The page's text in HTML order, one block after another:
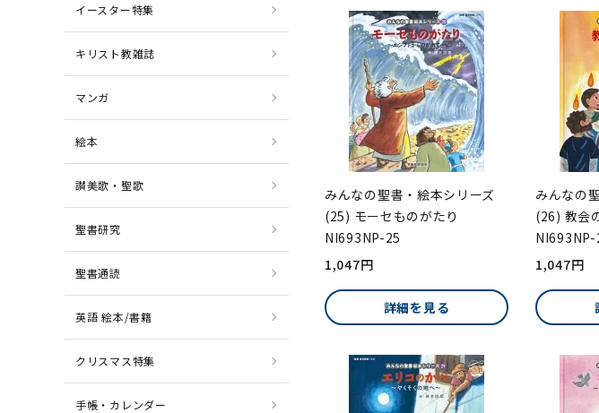
みんなの聖書・絵本シリーズ
(25) モーセものがたり
NI693NP-25
1,047円
詳細を見る
みんなの
(26) 教会
NI693NP-
1,047円
イースター特集
キリスト教雑誌
マンガ
絵本
讃美歌・聖歌
聖書研究
聖書通読
英語 絵本/書籍
クリスマス特集
手帳・カレンダー